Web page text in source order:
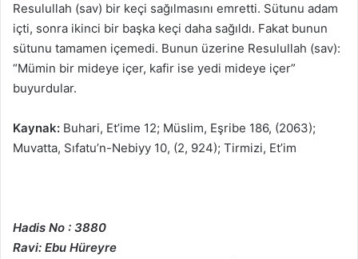
Resulullah (sav) bir keçi sağılmasını emretti. Sütunu adam
içti, sonra ikinci bir başka keçi daha sağıldı. Fakat bunun
sütunu tamamen içemedi. Bunun üzerine Resulullah (sav):
“Mümin bir mideye içer, kafir ise yedi mideye içer”
buyurdular.
Kaynak: Buhari, Et’ime 12; Müslim, Eşribe 186, (2063);
Muvatta, Sıfatu’n-Nebiyy 10, (2, 924); Tirmizi, Et’im
Hadis No : 3880
Ravi: Ebu Hüreyre